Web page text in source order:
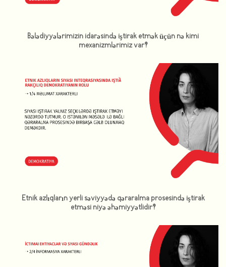
Bələdiyyələrimizin idarəsində iştirak etmək üçün nə kimi
mexanizmlərimiz var?
Etnik azlıqların yerli səviyyədə qəraralma prosesində iştirak
etməsi niyə əhəmiyyətlidir?